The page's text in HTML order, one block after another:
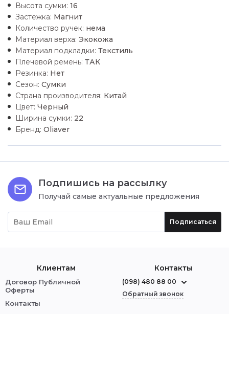
Высота сумки: 16
Застежка: Магнит
Количество ручек: нема
Материал верха: Экокожа
Материал подкладки: Текстиль
Плечевой ремень: ТАК
Резинка: Нет
Сезон: Сумки
Страна производителя: Китай
Цвет: Черный
Ширина сумки: 22
Бренд: Oliaver
Подпишись на рассылку
Получай самые актуальные предложения
Подписаться
Клиентам
Договор Публичной
Оферты
Контакты
Контакты
(098) 480 88 00
Обратный звонок